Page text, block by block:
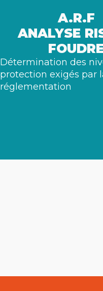
A.R.F
ANALYSE
Détermination des
protection exigés par
réglementation